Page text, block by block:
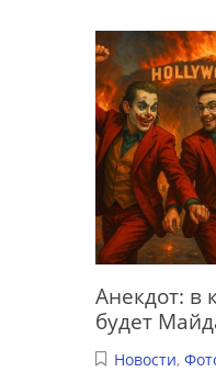
Анекдот: в
будет
Новости,